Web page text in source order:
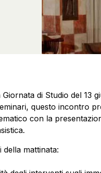
di Studio del 13
questo incontro
con la
della mattinata: